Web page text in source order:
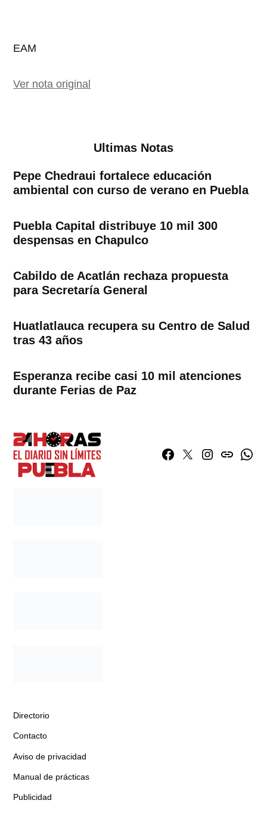
EAM
Ver nota original
Ultimas Notas
Pepe Chedraui fortalece educación
ambiental con curso de verano en Puebla
Puebla Capital distribuye 10 mil 300
despensas en Chapulco
Cabildo de Acatlán rechaza propuesta
para Secretaría General
Huatlatlauca recupera su Centro de Salud
tras 43 años
Esperanza recibe casi 10 mil atenciones
durante Ferias de Paz
Facebook
TwitterInstagram
issuu
Directorio
Contacto
Aviso de privacidad
Manual de prácticas
Publicidad